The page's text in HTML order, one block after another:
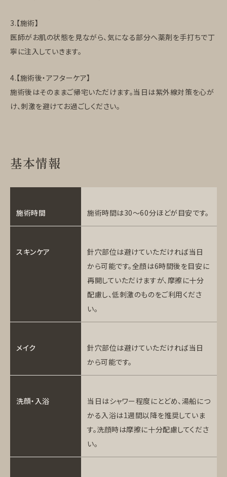
3.【施術】
医師がお肌の状態を見ながら、気になる部分へ薬剤を手打ちで丁
寧に注入していきます。
4.【施術後・アフターケア】
施術後はそのままご帰宅いただけます。当日は紫外線対策を心が
け、刺激を避けてお過ごしください。
基本情報
施術時間 施術時間は30〜60分ほどが目安です。
スキンケア
針穴部位は避けていただければ当日
から可能です。全顔は6時間後を目安に
再開していただけますが、摩擦に十分
配慮し、低刺激のものをご利用くださ
い。
メイク
針穴部位は避けていただければ当日
から可能です。
洗顔・入浴
当日はシャワー程度にとどめ、湯船につ
かる入浴は1週間以降を推奨していま
す。洗顔時は摩擦に十分配慮してくださ
い。